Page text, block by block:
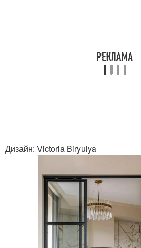
Дизайн: Victoria Biryulya